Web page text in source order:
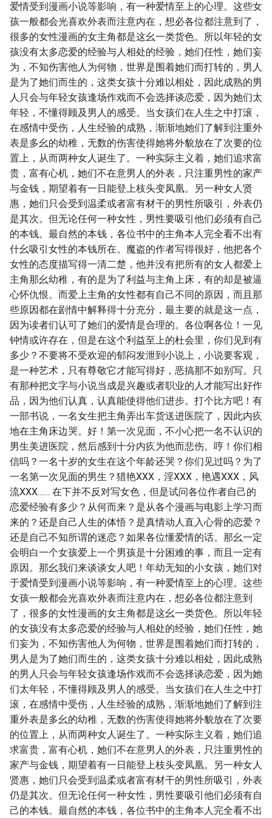
爱情受到漫画小说等影响，有一种爱情至上的心理。这些女
孩一般都会光喜欢外表而注意内在，想必各位都注意到了，
很多的女性漫画的女主角都是这幺一类货色。所以年轻的女
孩没有太多恋爱的经验与人相处的经验，她们任性，她们妄
为，不知伤害他人为何物，世界是围着她们而打转的，男人
是为了她们而生的，这类女孩十分难以相处，因此成熟的男
人只会与年轻女孩逢场作戏而不会选择谈恋爱，因为她们太
年轻，不懂得顾及男人的感受。当女孩们在人生之中打滚，
在感情中受伤，人生经验的成熟，渐渐地她们了解到注重外
表是多幺的幼稚，无数的伤害使得她将外貌放在了次要的位
置上，从而两种女人诞生了。一种实际主义着，她们追求富
贵，富有心机，她们不在意男人的外表，只注重男性的家产
与金钱，期望着有一日能登上枝头变凤凰。另一种女人贤
惠，她们只会受到温柔或者富有材干的男性所吸引，外表仍
是其次。但无论任何一种女性，男性要吸引他们必须有自己
的本钱。最自然的本钱，各位书中的主角本人完全看不出有
什幺吸引女性的本钱所在。魔盗的作者写得很好，他把各个
女性的态度描写得一清二楚，他并没有把所有的女人都爱上
主角那幺幼稚，有的是为了利益与主角上床，有的却是被逼
心怀仇恨。而爱上主角的女性都有自己不同的原因，而且那
些原因都在剧情中解释得十分充分，最主要的就是这一点，
因为读者们认可了她们的爱情是合理的。各位啊各位！一见
钟情或许存在，但是在这个利益至上的杜会里，你们见到有
多少？不要将不受欢迎的郁闷发泄到小说上，小说要客观，
是一种艺术，只有尊敬它才能写得好，恶搞那不如别写。只
有那种把文字与小说当成是兴趣或者职业的人才能写出好作
品，因为他们认真，认真能使得他们进步。打个比方吧！有
一部书说，一名女生把主角弄出车货送进医院了，因此内疚
地在主角床边哭。好！第一次见面，不小心把一名不认识的
男生美进医院，然后感到十分内疚为他而悲伤。哼！你们相
信吗？一名十岁的女生在这个年龄还哭？你们见过吗？为了
一名第一次见面的男生？猎艳XXX，淫XXX，艳遇XXX，风
流XXX…… 在下并不反对写女色，但是试问各位作者自己的
恋爱经验有多少？从何而来？是从各个漫画与电影上学习而
来的？还是自己人生的体悟？是真情动人直入心骨的恋爱？
还是自己不知所谓的迷恋？如果各位懂爱情的话。那幺一定
会明白一个女孩爱上一个男孩是十分困难的事，而且一定有
原因。那幺我们来谈谈女人吧！年幼无知的小女孩，她们对
于爱情受到漫画小说等影响，有一种爱情至上的心理。这些
女孩一般都会光喜欢外表而注意内在，想必各位都注意到
了，很多的女性漫画的女主角都是这幺一类货色。所以年轻
的女孩没有太多恋爱的经验与人相处的经验，她们任性，她
们妄为，不知伤害他人为何物，世界是围着她们而打转的，
男人是为了她们而生的，这类女孩十分难以相处，因此成熟
的男人只会与年轻女孩逢场作戏而不会选择谈恋爱，因为她
们太年轻，不懂得顾及男人的感受。当女孩们在人生之中打
滚，在感情中受伤，人生经验的成熟，渐渐地她们了解到注
重外表是多幺的幼稚，无数的伤害使得她将外貌放在了次要
的位置上，从而两种女人诞生了。一种实际主义着，她们追
求富贵，富有心机，她们不在意男人的外表，只注重男性的
家产与金钱，期望着有一日能登上枝头变凤凰。另一种女人
贤惠，她们只会受到温柔或者富有材干的男性所吸引，外表
仍是其次。但无论任何一种女性，男性要吸引他们必须有自
己的本钱。最自然的本钱，各位书中的主角本人完全看不出